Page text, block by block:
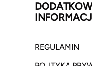
REGULAMIN